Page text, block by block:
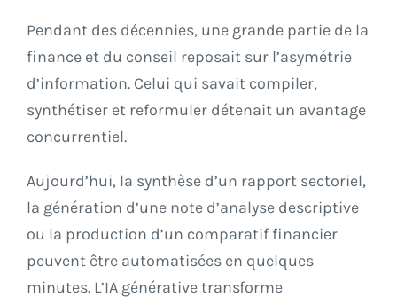
Pendant des décennies, une grande partie de la
finance et du conseil reposait sur l’asymétrie
d’information. Celui qui savait compiler,
synthétiser et reformuler détenait un avantage
concurrentiel.
Aujourd’hui, la synthèse d’un rapport sectoriel,
la génération d’une note d’analyse descriptive
ou la production d’un comparatif financier
peuvent être automatisées en quelques
minutes. L’IA générative transforme